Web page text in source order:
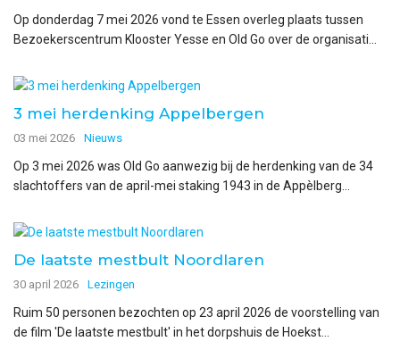
Op donderdag 7 mei 2026 vond te Essen overleg plaats tussen
Bezoekerscentrum Klooster Yesse en Old Go over de organisati...
3 mei herdenking Appelbergen
03 mei 2026 Nieuws
Op 3 mei 2026 was Old Go aanwezig bij de herdenking van de 34
slachtoffers van de april-mei staking 1943 in de Appèlberg...
De laatste mestbult Noordlaren
30 april 2026 Lezingen
Ruim 50 personen bezochten op 23 april 2026 de voorstelling van
de film 'De laatste mestbult' in het dorpshuis de Hoekst...